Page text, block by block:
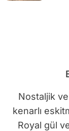
Nostaljik
kenarlı
Royal gül